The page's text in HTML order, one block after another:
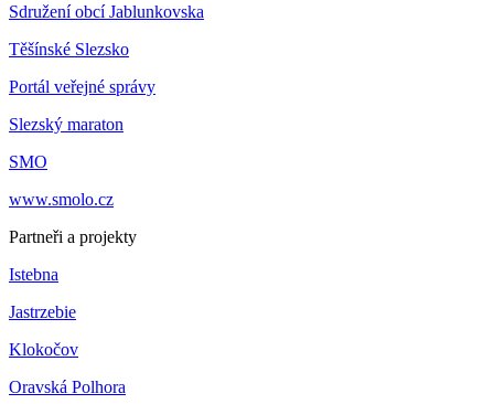
Sdružení obcí Jablunkovska
Těšínské Slezsko
Portál veřejné správy
Slezský maraton
SMO
www.smolo.cz
Partneři a projekty
Istebna
Jastrzebie
Klokočov
Oravská Polhora